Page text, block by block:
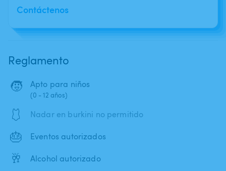
Contáctenos
Reglamento
🧒 Apto para niños
(0 - 12 años)
🩱 Nadar en burkini no permitido
🎂 Eventos autorizados
🥂 Alcohol autorizado